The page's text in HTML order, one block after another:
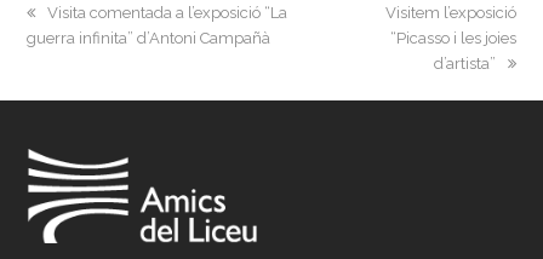
previous
post:
Visita comentada a l’exposició “La
guerra infinita” d’Antoni Campañà
next
post:
Visitem l’exposició
“Picasso i les joies
d’artista”